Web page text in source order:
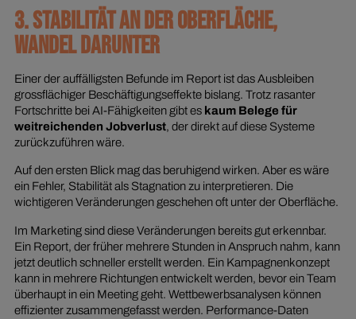
3. STABILITÄT AN DER OBERFLÄCHE,
WANDEL DARUNTER
Einer der auffälligsten Befunde im Report ist das Ausbleiben
grossflächiger Beschäftigungseffekte bislang. Trotz rasanter
Fortschritte bei AI-Fähigkeiten gibt es kaum Belege für
weitreichenden Jobverlust, der direkt auf diese Systeme
zurückzuführen wäre.
Auf den ersten Blick mag das beruhigend wirken. Aber es wäre
ein Fehler, Stabilität als Stagnation zu interpretieren. Die
wichtigeren Veränderungen geschehen oft unter der Oberfläche.
Im Marketing sind diese Veränderungen bereits gut erkennbar.
Ein Report, der früher mehrere Stunden in Anspruch nahm, kann
jetzt deutlich schneller erstellt werden. Ein Kampagnenkonzept
kann in mehrere Richtungen entwickelt werden, bevor ein Team
überhaupt in ein Meeting geht. Wettbewerbsanalysen können
effizienter zusammengefasst werden. Performance-Daten